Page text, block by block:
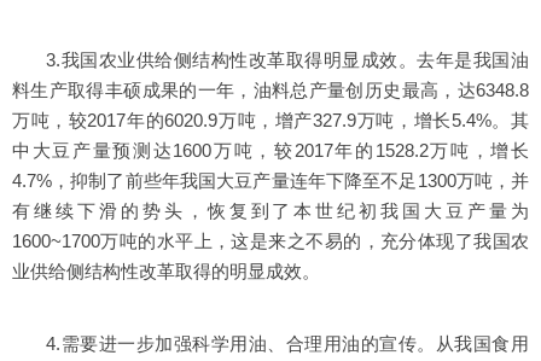
3.我国农业供给侧结构性改革取得明显成效。去年是我国油
料生产取得丰硕成果的一年，油料总产量创历史最高，达6348.8
万吨，较2017年的6020.9万吨，增产327.9万吨，增长5.4%。其
中大豆产量预测达1600万吨，较2017年的1528.2万吨，增长
4.7%，抑制了前些年我国大豆产量连年下降至不足1300万吨，并
有继续下滑的势头，恢复到了本世纪初我国大豆产量为
1600~1700万吨的水平上，这是来之不易的，充分体现了我国农
业供给侧结构性改革取得的明显成效。
4.需要进一步加强科学用油、合理用油的宣传。从我国食用